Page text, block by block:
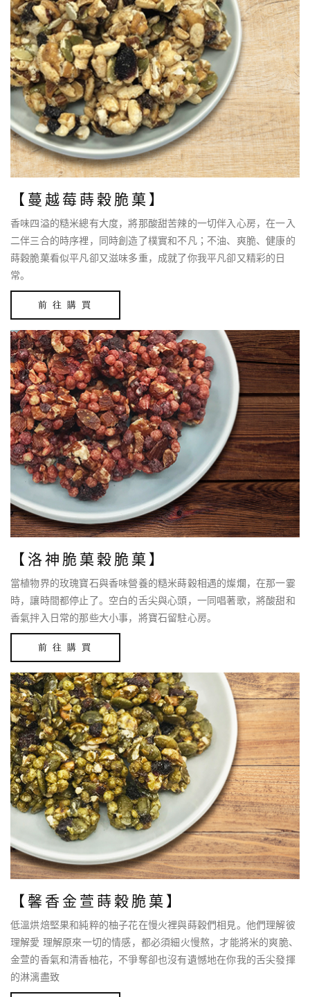
【蔓越莓蒔穀脆菓】
香味四溢的糙米總有大度，將那酸甜苦辣的一切伴入心房，在一入
二伴三合的時序裡，同時創造了樸實和不凡；不油、爽脆、健康的
蒔穀脆菓看似平凡卻又滋味多重，成就了你我平凡卻又精彩的日
常。
前 往 購 買
【洛神脆菓穀脆菓】
當植物界的玫瑰寶石與香味營養的糙米蒔穀相遇的燦爛，在那一霎
時，讓時間都停止了。空白的舌尖與心頭，一同唱著歌，將酸甜和
香氣拌入日常的那些大小事，將寶石留駐心房。
前 往 購 買
【馨香金萱蒔穀脆菓】
低溫烘焙堅果和純粹的柚子花在慢火裡與蒔穀們相見。他們理解彼
理解愛 理解原來一切的情感，都必須細火慢熬，才能將米的爽脆、
金萱的香氣和清香柚花，不爭奪卻也沒有遺憾地在你我的舌尖發揮
的淋漓盡致